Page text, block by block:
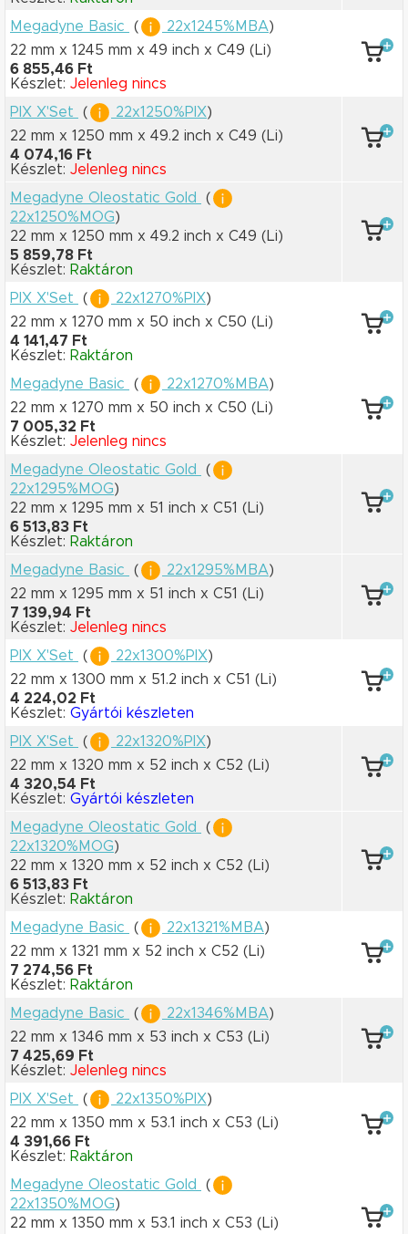
Megadyne Basic
( 22x1245%MBA)
22 mm x 1245 mm x 49 inch x C49 (Li)
6 855,46 Ft
Készlet: Jelenleg nincs
PIX X'Set
( 22x1250%PIX)
22 mm x 1250 mm x 49.2 inch x C49 (Li)
4 074,16 Ft
Készlet: Jelenleg nincs
Megadyne Oleostatic Gold
(
22x1250%MOG)
22 mm x 1250 mm x 49.2 inch x C49 (Li)
5 859,78 Ft
Készlet: Raktáron
PIX X'Set
( 22x1270%PIX)
22 mm x 1270 mm x 50 inch x C50 (Li)
4 141,47 Ft
Készlet: Raktáron
Megadyne Basic
( 22x1270%MBA)
22 mm x 1270 mm x 50 inch x C50 (Li)
7 005,32 Ft
Készlet: Jelenleg nincs
Megadyne Oleostatic Gold
(
22x1295%MOG)
22 mm x 1295 mm x 51 inch x C51 (Li)
6 513,83 Ft
Készlet: Raktáron
Megadyne Basic
( 22x1295%MBA)
22 mm x 1295 mm x 51 inch x C51 (Li)
7 139,94 Ft
Készlet: Jelenleg nincs
PIX X'Set
( 22x1300%PIX)
22 mm x 1300 mm x 51.2 inch x C51 (Li)
4 224,02 Ft
Készlet: Gyártói készleten
PIX X'Set
( 22x1320%PIX)
22 mm x 1320 mm x 52 inch x C52 (Li)
4 320,54 Ft
Készlet: Gyártói készleten
Megadyne Oleostatic Gold
(
22x1320%MOG)
22 mm x 1320 mm x 52 inch x C52 (Li)
6 513,83 Ft
Készlet: Raktáron
Megadyne Basic
( 22x1321%MBA)
22 mm x 1321 mm x 52 inch x C52 (Li)
7 274,56 Ft
Készlet: Raktáron
Megadyne Basic
( 22x1346%MBA)
22 mm x 1346 mm x 53 inch x C53 (Li)
7 425,69 Ft
Készlet: Jelenleg nincs
PIX X'Set
( 22x1350%PIX)
22 mm x 1350 mm x 53.1 inch x C53 (Li)
4 391,66 Ft
Készlet: Raktáron
Megadyne Oleostatic Gold
(
22x1350%MOG)
22 mm x 1350 mm x 53.1 inch x C53 (Li)